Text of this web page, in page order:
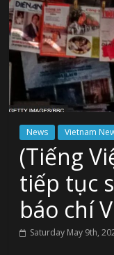
News Vietnam
(Tiếng
tiếp tục
báo chí
Saturday May 9th,